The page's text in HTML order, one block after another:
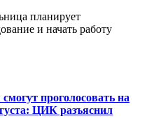
планирует
и начать работу
проголосовать на
ЦИК разъяснил